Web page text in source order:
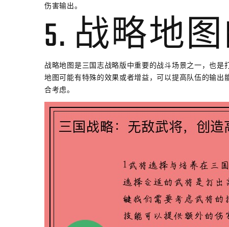
伤害输出。
5. 战略地
战略地图是三国志战略版中重要的战斗场景之一，也
地图可能有特殊的效果或者增益，可以提高队伍的输
合考虑。